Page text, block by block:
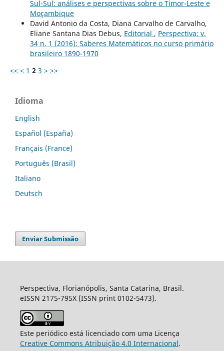
Sul-Sul: análises e perspectivas sobre o Timor-Leste e
Moçambique
David Antonio da Costa, Diana Carvalho de Carvalho,
Eliane Santana Dias Debus, Editorial , Perspectiva: v.
34 n. 1 (2016): Saberes Matemáticos no curso primário
brasileiro 1890-1970
<< < 1 2 3 > >>
Idioma
English
Español (España)
Français (France)
Português (Brasil)
Italiano
Deutsch
Enviar Submissão
Perspectiva, Florianópolis, Santa Catarina, Brasil.
eISSN 2175-795X (ISSN print 0102-5473).
Este periódico está licenciado com uma Licença
Creative Commons Atribuição 4.0 Internacional.